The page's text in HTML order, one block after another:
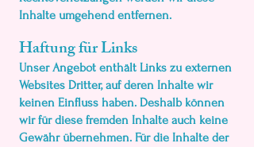
Inhalte umgehend entfernen.
Haftung für Links
Unser Angebot enthält Links zu externen
Websites Dritter, auf deren Inhalte wir
keinen Einfluss haben. Deshalb können
wir für diese fremden Inhalte auch keine
Gewähr übernehmen. Für die Inhalte der